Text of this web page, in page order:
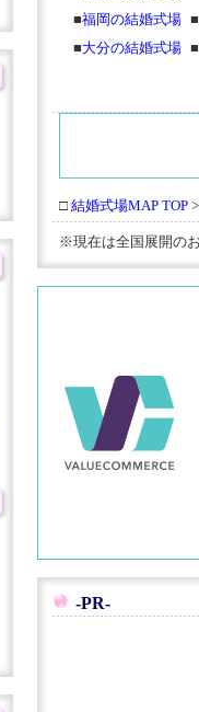
■福岡の結婚式場 ■
■大分の結婚式場 ■
□ 結婚式場MAP TOP
※現在は全国展開の
-PR-